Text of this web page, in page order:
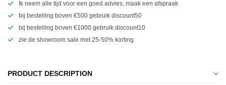
Ik neem alle tijd voor een goed advies, maak een afspraak
bij bestelling boven €500 gebruik discount50
bij bestelling boven €1000 gebruik discount10
zie de showroom sale met 25-50% korting
PRODUCT DESCRIPTION